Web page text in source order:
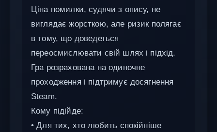
Ціна помилки, судячи з опису, не
виглядає жорсткою, але ризик полягає
в тому, що доведеться
переосмислювати свій шлях і підхід.
Гра розрахована на одиночне
проходження і підтримує досягнення
Steam.
Кому підійде:
• Для тих, хто любить спокійніше